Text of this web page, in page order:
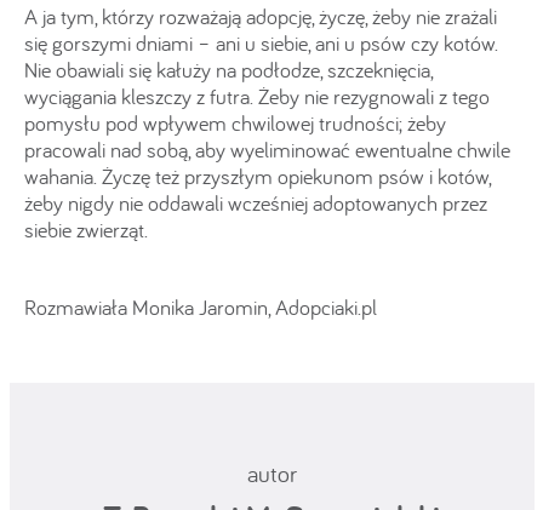
A ja tym, którzy rozważają adopcję, życzę, żeby nie zrażali
się gorszymi dniami – ani u siebie, ani u psów czy kotów.
Nie obawiali się kałuży na podłodze, szczeknięcia,
wyciągania kleszczy z futra. Żeby nie rezygnowali z tego
pomysłu pod wpływem chwilowej trudności; żeby
pracowali nad sobą, aby wyeliminować ewentualne chwile
wahania. Życzę też przyszłym opiekunom psów i kotów,
żeby nigdy nie oddawali wcześniej adoptowanych przez
siebie zwierząt.
Rozmawiała Monika Jaromin, Adopciaki.pl
autor